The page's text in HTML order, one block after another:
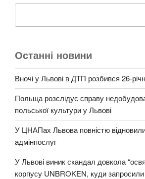
Останні новини
Вночі у Львові в ДТП розбився 26-
Польща розслідує справу
польської культури у Львові
У ЦНАПах Львова повністю
адмінпослуг
У Львові виник скандал довкола
корпусу UNBROKEN, куди